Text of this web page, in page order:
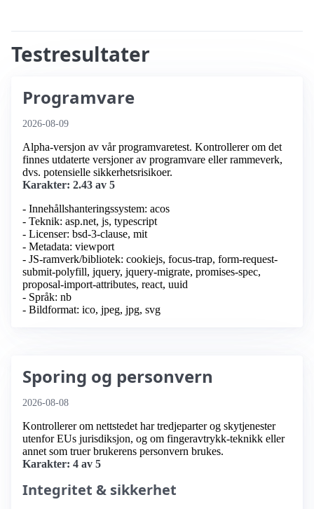
Testresultater
Programvare
2026-08-09
Alpha-versjon av vår programvaretest. Kontrollerer om det
finnes utdaterte versjoner av programvare eller rammeverk,
dvs. potensielle sikkerhetsrisikoer.
Karakter: 2.43 av 5
- Innehållshanteringssystem: acos
- Teknik: asp.net, js, typescript
- Licenser: bsd-3-clause, mit
- Metadata: viewport
- JS-ramverk/bibliotek: cookiejs, focus-trap, form-request-
submit-polyfill, jquery, jquery-migrate, promises-spec,
proposal-import-attributes, react, uuid
- Språk: nb
- Bildformat: ico, jpeg, jpg, svg
Sporing og personvern
2026-08-08
Kontrollerer om nettstedet har tredjeparter og skytjenester
utenfor EUs jurisdiksjon, og om fingeravtrykk-teknikk eller
annet som truer brukerens personvern brukes.
Karakter: 4 av 5
Integritet & sikkerhet